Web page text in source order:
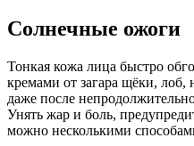
Солнечные ожоги
Тонкая кожа лица быстро
кремами от загара щёки, лоб,
даже после
Унять жар и боль,
можно несколькими